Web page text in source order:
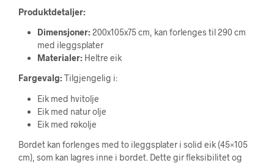
Produktdetaljer:
Dimensjoner:200x105x75 cm, kan forlenges til 290 cm
med ileggsplater
Materialer:Heltre eik
Fargevalg:Tilgjengelig i:
Eik med hvitolje
Eik med natur olje
Eik med røkolje
Bordet kan forlenges med to ileggsplater i solid eik (45×105
cm), som kan lagres inne i bordet. Dette gir fleksibilitet og